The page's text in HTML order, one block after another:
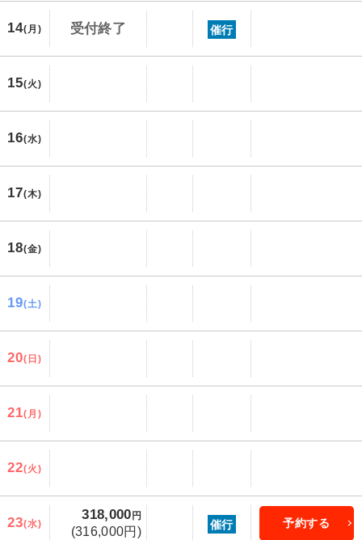
14(月) 受付終了 催行
15(火)
16(水)
17(木)
18(金)
19(土)
20(日)
21(月)
22(火)
23(水)
318,000 円
(316,000円)
催行 予約する